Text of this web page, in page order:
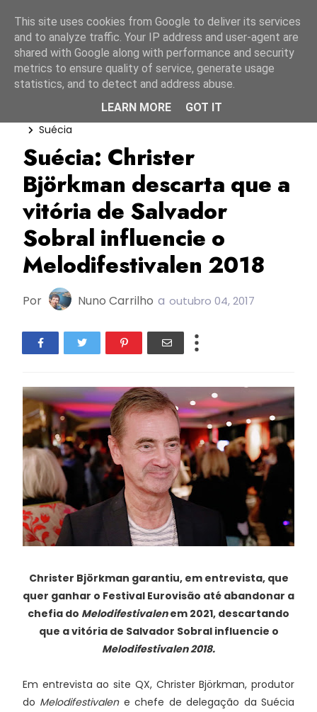
Christer Björkman
Melodifestivalen 2018
Suécia
Suécia: Christer
Björkman descarta que a
vitória de Salvador
Sobral influencie o
Melodifestivalen 2018
Por Nuno Carrilho a outubro 04, 2017
Christer Björkman garantiu, em entrevista, que
quer ganhar o Festival Eurovisão até abandonar a
chefia do Melodifestivalenem 2021, descartando
que a vitória de Salvador Sobral influencie o
Melodifestivalen 2018.
Em entrevista ao site QX, Christer Björkman, produtor
do Melodifestivalene chefe de delegação da Suécia
This site uses cookies from Google to deliver its services
and to analyze traffic. Your IP address and user-agent are
shared with Google along with performance and security
metrics to ensure quality of service, generate usage
statistics, and to detect and address abuse.
LEARN MORE
GOT IT